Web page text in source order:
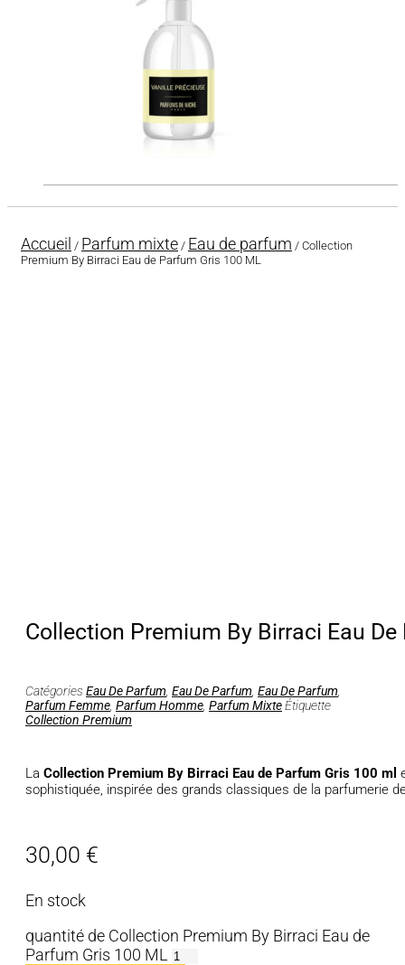
Accueil / Parfum mixte / Eau de parfum / Collection
Premium By Birraci Eau de Parfum Gris 100 ML
Collection Premium By Birraci Eau
CatégoriesEau De Parfum Eau De Parfum Eau De Parfum
Parfum Femme Parfum Homme Parfum MixteÉtiquette
Collection Premium
La Collection Premium By Birraci Eau de Parfum Gris 100 ml
sophistiquée, inspirée des grands classiques de la parfumerie
30,00 €
En stock
quantité de Collection Premium By Birraci Eau de
Parfum Gris 100 ML